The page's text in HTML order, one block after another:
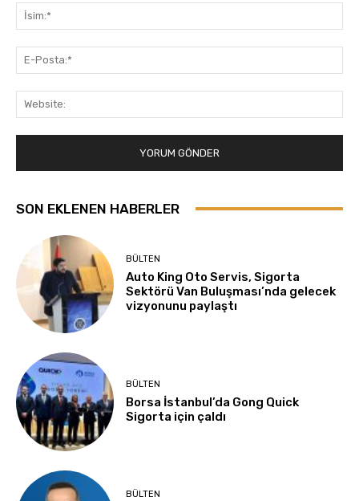
SON EKLENEN HABERLER
BÜLTEN
Auto King Oto Servis, Sigorta
Sektörü Van Buluşması’nda gelecek
vizyonunu paylaştı
BÜLTEN
Borsa İstanbul’da Gong Quick
Sigorta için çaldı
BÜLTEN